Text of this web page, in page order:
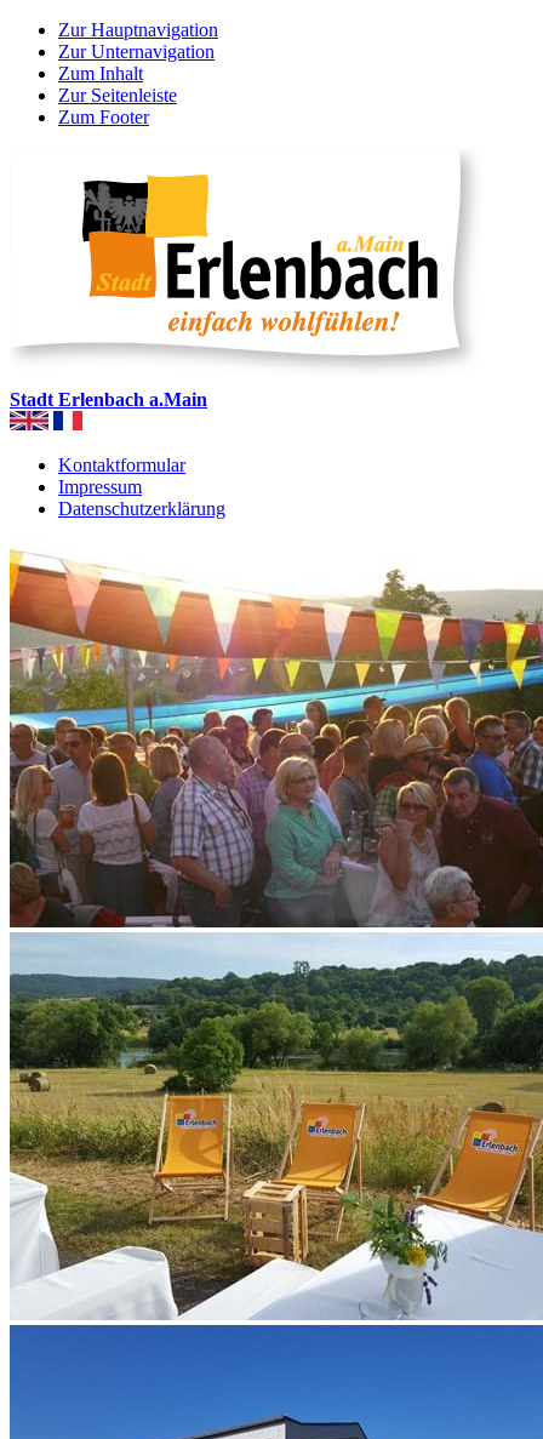
Zur Hauptnavigation
Zur Unternavigation
Zum Inhalt
Zur Seitenleiste
Zum Footer
Stadt Erlenbach a.Main
Kontaktformular
Impressum
Datenschutzerklärung